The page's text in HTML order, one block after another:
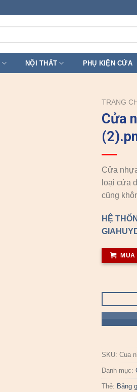
NỘI THẤT PHỤ KIỆN CỬA
TRANG
Cửa
Cửa
loại cửa
cũng
HỆ
SKU:Cua
Danh mục:
Thẻ: Bảng